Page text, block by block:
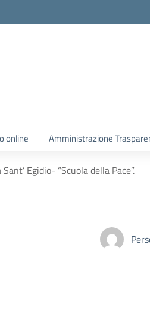
online Amministrazione
Egidio- “Scuola della Pace”.